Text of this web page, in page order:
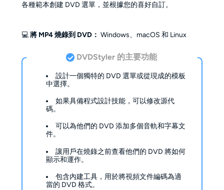
各種範本創建 DVD 選單，並根據您的喜好自訂。
💻將 MP4 燒錄到 DVD： Windows、macOS 和 Linux
DVDStyler 的主要功能
設計一個獨特的 DVD 選單或從現成的模板
中選擇。
如果具備程式設計技能，可以修改源代
碼。
可以為他們的 DVD 添加多個音軌和字幕文
件。
讓用戶在燒錄之前查看他們的 DVD 將如何
顯示和運作。
包含內建工具，用於將視頻文件編碼為適
當的 DVD 格式。